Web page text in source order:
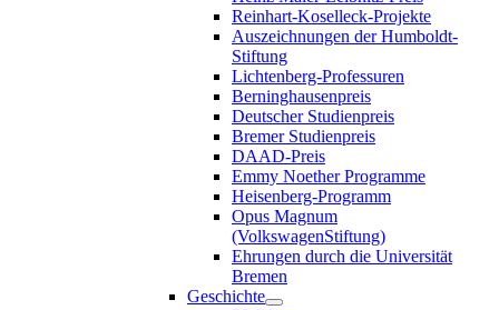
Reinhart-Koselleck-Projekte
Auszeichnungen der Humboldt-
Stiftung
Lichtenberg-Professuren
Berninghausenpreis
Deutscher Studienpreis
Bremer Studienpreis
DAAD-Preis
Emmy Noether Programme
Heisenberg-Programm
Opus Magnum
(VolkswagenStiftung)
Ehrungen durch die Universität
Bremen
Geschichte